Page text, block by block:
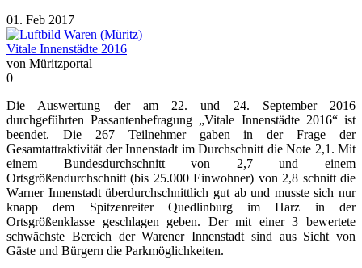
01. Feb 2017
Vitale Innenstädte 2016
von Müritzportal
0
Die Auswertung der am 22. und 24. September 2016
durchgeführten Passantenbefragung „Vitale Innenstädte 2016“ ist
beendet. Die 267 Teilnehmer gaben in der Frage der
Gesamtattraktivität der Innenstadt im Durchschnitt die Note 2,1. Mit
einem Bundesdurchschnitt von 2,7 und einem
Ortsgrößendurchschnitt (bis 25.000 Einwohner) von 2,8 schnitt die
Warner Innenstadt überdurchschnittlich gut ab und musste sich nur
knapp dem Spitzenreiter Quedlinburg im Harz in der
Ortsgrößenklasse geschlagen geben. Der mit einer 3 bewertete
schwächste Bereich der Warener Innenstadt sind aus Sicht von
Gäste und Bürgern die Parkmöglichkeiten.